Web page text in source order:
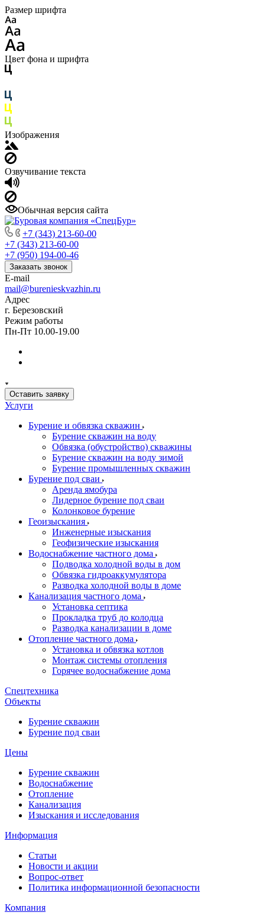
Размер шрифта
Цвет фона и шрифта
Изображения
Озвучивание текста
Обычная версия сайта
+7 (343) 213-60-00
+7 (343) 213-60-00
+7 (950) 194-00-46
Заказать звонок
E-mail
mail@burenieskvazhin.ru
Адрес
г. Березовский
Режим работы
Пн-Пт 10.00-19.00
Оставить заявку
Услуги
Бурение и обвязка скважин
Бурение скважин на воду
Обвязка (обустройство) скважины
Бурение скважин на воду зимой
Бурение промышленных скважин
Бурение под сваи
Аренда ямобура
Лидерное бурение под сваи
Колонковое бурение
Геоизыскания
Инженерные изыскания
Геофизические изыскания
Водоснабжение частного дома
Подводка холодной воды в дом
Обвязка гидроаккумулятора
Разводка холодной воды в доме
Канализация частного дома
Установка септика
Прокладка труб до колодца
Разводка канализации в доме
Отопление частного дома
Установка и обвязка котлов
Монтаж системы отопления
Горячее водоснабжение дома
Спецтехника
Объекты
Бурение скважин
Бурение под сваи
Цены
Бурение скважин
Водоснабжение
Отопление
Канализация
Изыскания и исследования
Информация
Статьи
Новости и акции
Вопрос-ответ
Политика информационной безопасности
Компания